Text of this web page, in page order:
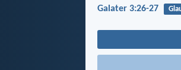
Galater 3:26-27